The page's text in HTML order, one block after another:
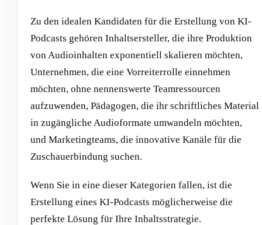
Zu den idealen Kandidaten für die Erstellung von KI-
Podcasts gehören Inhaltsersteller, die ihre Produktion
von Audioinhalten exponentiell skalieren möchten,
Unternehmen, die eine Vorreiterrolle einnehmen
möchten, ohne nennenswerte Teamressourcen
aufzuwenden, Pädagogen, die ihr schriftliches Material
in zugängliche Audioformate umwandeln möchten,
und Marketingteams, die innovative Kanäle für die
Zuschauerbindung suchen.
Wenn Sie in eine dieser Kategorien fallen, ist die
Erstellung eines KI-Podcasts möglicherweise die
perfekte Lösung für Ihre Inhaltsstrategie.